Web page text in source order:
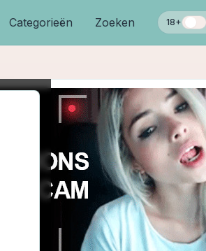
Categorieën Zoeken 18+